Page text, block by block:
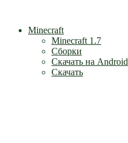
Minecraft
Minecraft 1.7
Сборки
Скачать на Android
Скачать